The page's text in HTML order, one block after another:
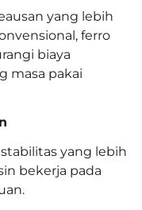
yang lebih
ferro
biaya
masa pakai
yang lebih
bekerja pada